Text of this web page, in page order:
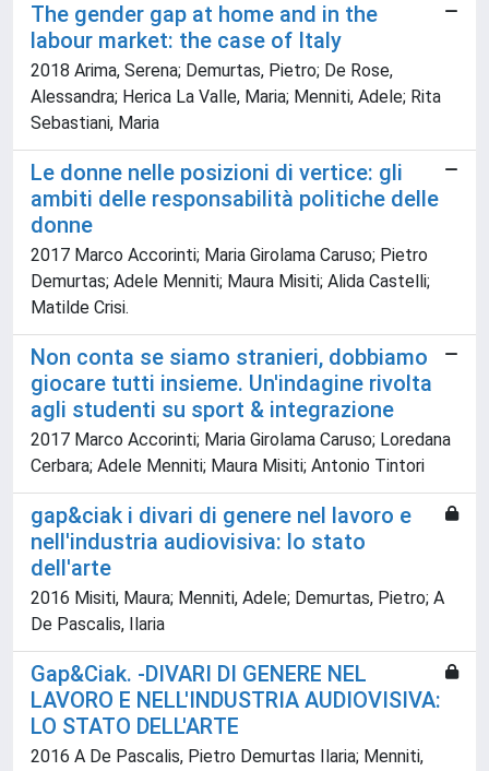
The gender gap at home and in the
labour market: the case of Italy
2018 Arima, Serena; Demurtas, Pietro; De Rose,
Alessandra; Herica La Valle, Maria; Menniti, Adele; Rita
Sebastiani, Maria
Le donne nelle posizioni di vertice: gli
ambiti delle responsabilità politiche delle
donne
2017 Marco Accorinti; Maria Girolama Caruso; Pietro
Demurtas; Adele Menniti; Maura Misiti; Alida Castelli;
Matilde Crisi.
Non conta se siamo stranieri, dobbiamo
giocare tutti insieme. Un'indagine rivolta
agli studenti su sport & integrazione
2017 Marco Accorinti; Maria Girolama Caruso; Loredana
Cerbara; Adele Menniti; Maura Misiti; Antonio Tintori
gap&ciak i divari di genere nel lavoro e
nell'industria audiovisiva: lo stato
dell'arte
2016 Misiti, Maura; Menniti, Adele; Demurtas, Pietro; A
De Pascalis, Ilaria
Gap&Ciak. -DIVARI DI GENERE NEL
LAVORO E NELL'INDUSTRIA AUDIOVISIVA:
LO STATO DELL'ARTE
2016 A De Pascalis, Pietro Demurtas Ilaria; Menniti,